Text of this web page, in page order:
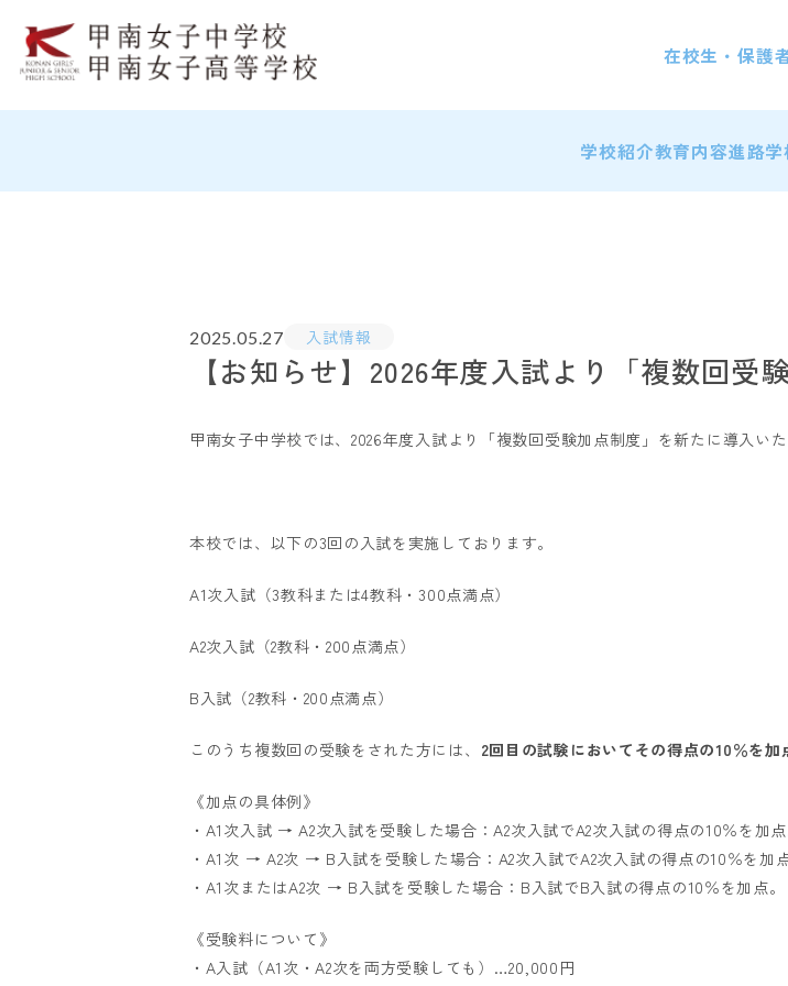
在校生・保護
学校紹介教育内容進路
2025.05.27 入試情報
【お知らせ】2026年度入試より「複数回受
甲南女子中学校では、2026年度入試より「複数回受験加点制度」を新たに導入いた
本校では、以下の3回の入試を実施しております。
A1次入試（3教科または4教科・300点満点）
A2次入試（2教科・200点満点）
B入試（2教科・200点満点）
このうち複数回の受験をされた方には、 2回目の試験においてその得点の10％を
《加点の具体例》
・A1次入試 → A2次入試を受験した場合：A2次入試でA2次入試の得点の10％を加点
・A1次 → A2次 → B入試を受験した場合：A2次入試でA2次入試の得点の10％を加
・A1次またはA2次 → B入試を受験した場合：B入試でB入試の得点の10％を加点。
《受験料について》
・A入試（A1次・A2次を両方受験しても）…20,000円